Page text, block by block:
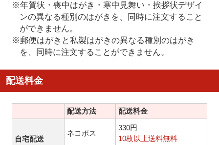
※年賀状・喪中はがき・寒中見舞い・挨拶状デザイ
ンの異なる種別のはがきを、同時に注文すること
ができません。
※郵便はがきと私製はがきの異なる種別のはがき
を、同時に注文することができません。
配送料金
配送方法 配送料金
自宅配送
ネコポス
330円
10枚以上送料無料